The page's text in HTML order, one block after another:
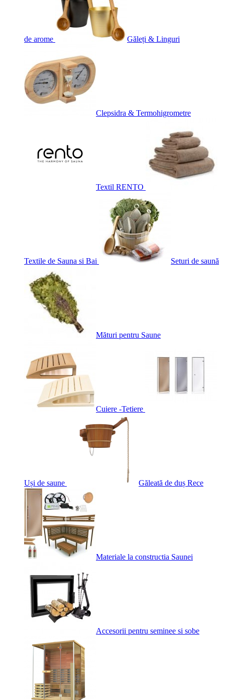
de arome Găleți & Linguri
Clepsidra & Termohigrometre
Textil RENTO
Textile de Sauna si Bai Seturi de saună
Mături pentru Saune
Cuiere -Tetiere
Uși de saune Găleată de duș Rece
Materiale la constructia Saunei
Accesorii pentru seminee si sobe